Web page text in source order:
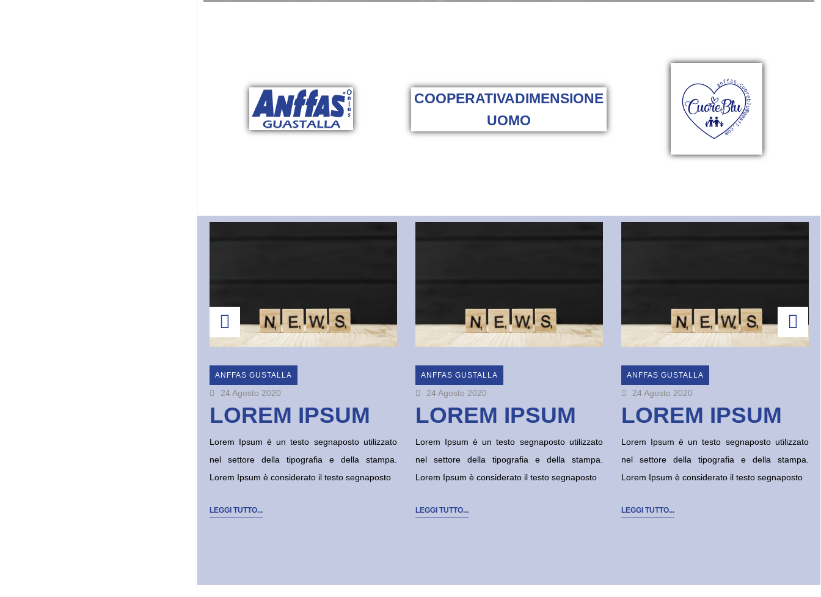
COOPERATIVA​ DIMENSIONE
UOMO
ANFFAS GUSTALLA
24 Agosto 2020
LOREM IPSUM
Lorem Ipsum è un testo segnaposto utilizzato
nel settore della tipografia e della stampa.
Lorem Ipsum è considerato il testo segnaposto
LEGGI TUTTO...
ANFFAS GUSTALLA
24 Agosto 2020
LOREM IPSUM
Lorem Ipsum è un testo segnaposto utilizzato
nel settore della tipografia e della stampa.
Lorem Ipsum è considerato il testo segnaposto
LEGGI TUTTO...
ANFFAS GUSTALLA
24 Agosto 2020
LOREM IPSUM
Lorem Ipsum è un testo segnaposto utilizzato
nel settore della tipografia e della stampa.
Lorem Ipsum è considerato il testo segnaposto
LEGGI TUTTO...